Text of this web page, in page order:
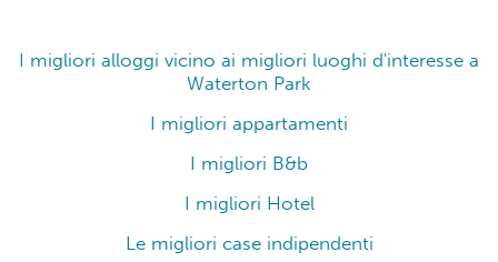
I migliori alloggi vicino ai migliori luoghi d'interesse a
Waterton Park
I migliori appartamenti
I migliori B&b
I migliori Hotel
Le migliori case indipendenti